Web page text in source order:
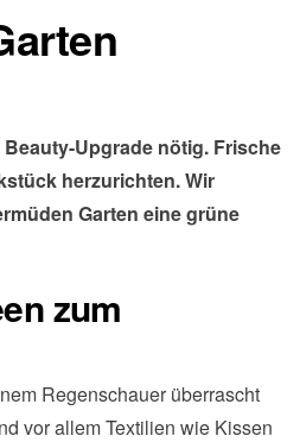
Upgrade nötig. Frische
herzurichten. Wir
Garten eine grüne
zum
Regenschauer überrascht
vor allem Textilien wie Kissen